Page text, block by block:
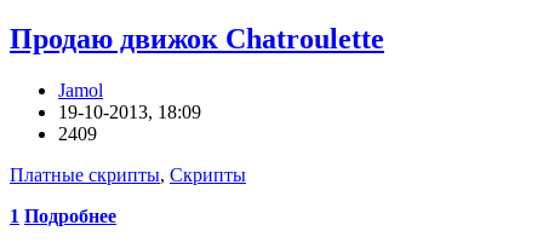
Продаю движок Chatroulette
Jamol
19-10-2013, 18:09
2409
Платные скрипты, Скрипты
1 Подробнее